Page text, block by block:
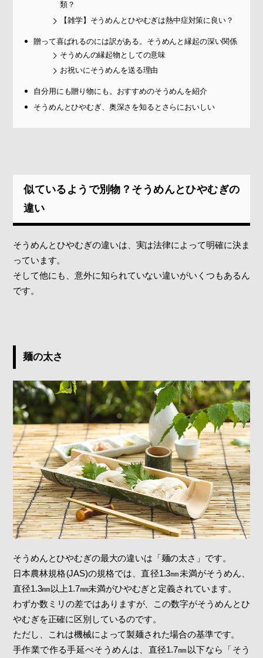
類？
【雑学】そうめんとひやむぎは熱中症対策に良い？
贈って喜ばれるのには訳がある。そうめんと縁起の深い関係
そうめんの縁起物としての意味
お祝いにそうめんを送る理由
自分用にも贈り物にも。おすすめのそうめんを紹介
そうめんとひやむぎ、奥深さを知るとさらにおいしい
似ているようで別物？そうめんとひやむぎの
違い
そうめんとひやむぎの違いは、実は法律によって明確に決ま
っています。
そして他にも、意外に知られていない違いがいくつもあるん
です。
麺の太さ
そうめんとひやむぎの最大の違いは「麺の太さ」です。
日本農林規格(JAS)の規格では、直径1.3㎜未満がそうめん、
直径1.3㎜以上1.7㎜未満がひやむぎと定義されています。
わずか数ミリの差ではありますが、この数字がそうめんとひ
やむぎを正確に区別しているのです。
ただし、これは機械によって製麺された場合の基準です。
手作業で作る手延べそうめんは、直径1.7㎜以下なら「そう